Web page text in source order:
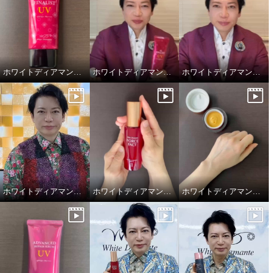
ホワイトディアマンテ 薬用ホワ
イト＆ リンクルセラムＩＩ “フォ
ースファクト セラムＩＩ” デビ
ュー２本特別セット
ホワイトディアマンテ ザ ファイナリストUV ホワイトディアマンテ ザ ファイナリストUV ホワイトディアマンテ ハピエンスリップラグゼUVⅡ
ホワイトディアマンテ 大創業祭2025特別セット ホワイトディアマンテ 薬用ホワイト＆ リンクルセラムⅡ “フォースファクトセラムⅡ” ホワイトディアマンテ 薬用ホワイト＆ リンクルクリームⅡ “フォースファクトⅡ”